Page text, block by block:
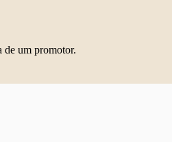
de um promotor.